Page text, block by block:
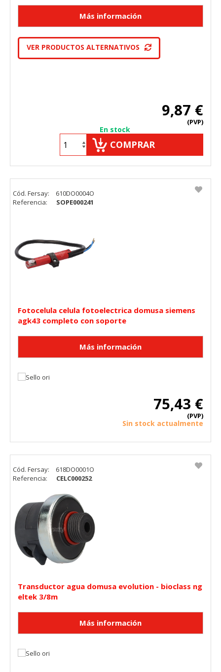
VER PRODUCTOS ALTERNATIVOS
9,87 €
(PVP)
En stock
COMPRAR
Fotocelula celula fotoelectrica domusa siemens
agk43 completo con soporte
75,43 €
(PVP)
Sin stock actualmente
Cód. Fersay:
610DO0004O
Referencia:
SOPE000241
Transductor agua domusa evolution - bioclass ng
eltek 3/8m
Cód. Fersay:
618DO0001O
Referencia:
CELC000252